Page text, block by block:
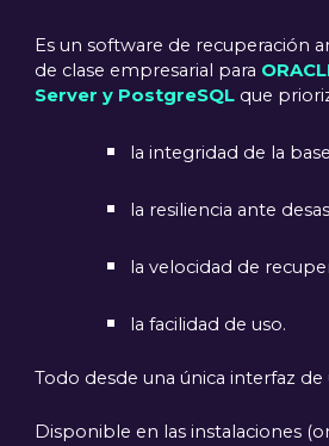
Es un software de recuperación
de clase empresarial para
Server y PostgreSQL que
la integridad de la
la resiliencia ante
la velocidad de
la facilidad de uso.
Todo desde una única interfaz de
Disponible en las instalaciones